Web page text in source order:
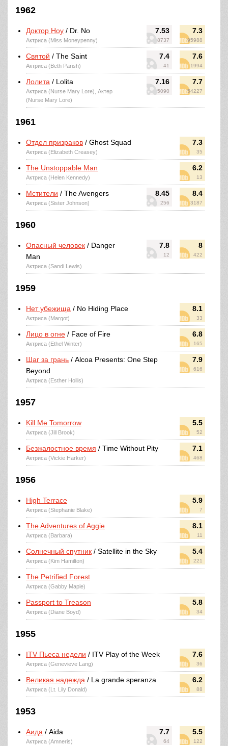
1962
7.53
8737
7.3
95988
Доктор Ноу / Dr. No
Актриса (Miss Moneypenny)
7.4
41
7.6
1994
Святой / The Saint
Актриса (Beth Parish)
7.16
5090
7.7
54227
Лолита / Lolita
Актриса (Nurse Mary Lore), Актер
(Nurse Mary Lore)
1961
7.3
35
Отдел призраков / Ghost Squad
Актриса (Elizabeth Creasey)
6.2
13
The Unstoppable Man
Актриса (Helen Kennedy)
8.45
256
8.4
3187
Мстители / The Avengers
Актриса (Sister Johnson)
1960
7.8
12
8
422
Опасный человек / Danger
Man
Актриса (Sandi Lewis)
1959
8.1
33
Нет убежища / No Hiding Place
Актриса (Margot)
6.8
165
Лицо в огне / Face of Fire
Актриса (Ethel Winter)
7.9
616
Шаг за грань / Alcoa Presents: One Step
Beyond
Актриса (Esther Hollis)
1957
5.5
52
Kill Me Tomorrow
Актриса (Jill Brook)
7.1
468
Безжалостное время / Time Without Pity
Актриса (Vickie Harker)
1956
5.9
7
High Terrace
Актриса (Stephanie Blake)
8.1
11
The Adventures of Aggie
Актриса (Barbara)
5.4
221
Солнечный спутник / Satellite in the Sky
Актриса (Kim Hamilton)
The Petrified Forest
Актриса (Gabby Maple)
5.8
34
Passport to Treason
Актриса (Diane Boyd)
1955
7.6
36
ITV Пьеса недели / ITV Play of the Week
Актриса (Genevieve Lang)
6.2
88
Великая надежда / La grande speranza
Актриса (Lt. Lily Donald)
1953
7.7
64
5.5
122
Аида / Aida
Актриса (Amneris)